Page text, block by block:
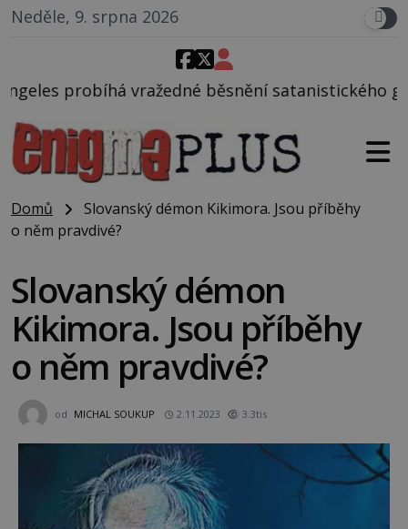
Neděle, 9. srpna 2026
běsnění satanistického gangu vedeného
Domů
Slovanský démon Kikimora. Jsou příběhy
o něm pravdivé?
Slovanský démon
Kikimora. Jsou příběhy
o něm pravdivé?
od MICHAL SOUKUP 2.11.2023 3.3tis